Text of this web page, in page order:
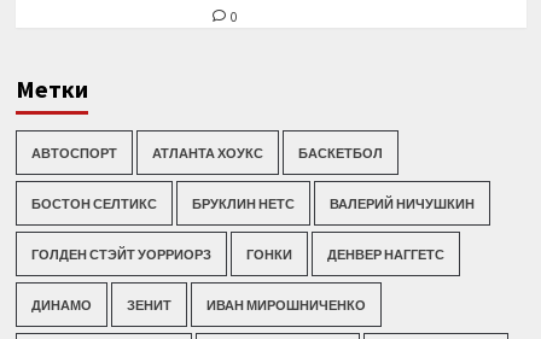
0
Метки
АВТОСПОРТ АТЛАНТА ХОУКС БАСКЕТБОЛ
БОСТОН СЕЛТИКС БРУКЛИН НЕТС ВАЛЕРИЙ НИЧУШКИН
ГОЛДЕН СТЭЙТ УОРРИОРЗ ГОНКИ ДЕНВЕР НАГГЕТС
ДИНАМО ЗЕНИТ ИВАН МИРОШНИЧЕНКО